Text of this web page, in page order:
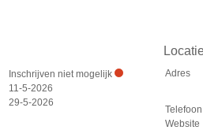
Inschrijven niet mogelijk
11-5-2026
29-5-2026
Adres
Telefoon
Website